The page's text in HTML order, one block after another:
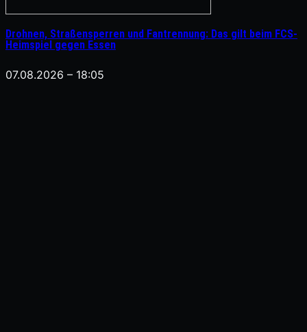
Drohnen, Straßensperren und Fantrennung: Das gilt beim FCS-
Heimspiel gegen Essen
07.08.2026 – 18:05